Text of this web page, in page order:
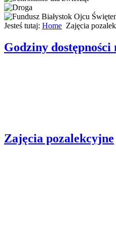
Jesteś tutaj: Home Zajęcia
Godziny dostępności
Zajęcia pozalekcyjne